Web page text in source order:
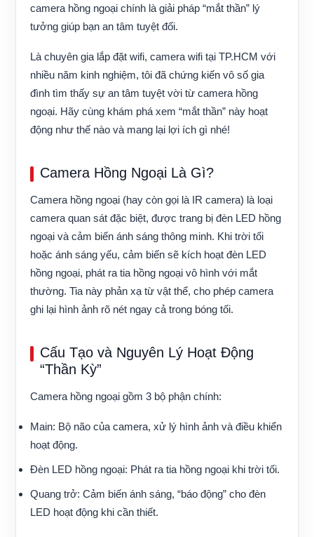
camera hồng ngoại chính là giải pháp “mắt thần” lý
tưởng giúp bạn an tâm tuyệt đối.
Là chuyên gia lắp đặt wifi, camera wifi tại TP.HCM với
nhiều năm kinh nghiệm, tôi đã chứng kiến vô số gia
đình tìm thấy sự an tâm tuyệt vời từ camera hồng
ngoại. Hãy cùng khám phá xem “mắt thần” này hoạt
động như thế nào và mang lại lợi ích gì nhé!
Camera Hồng Ngoại Là Gì?
Camera hồng ngoại (hay còn gọi là IR camera) là loại
camera quan sát đặc biệt, được trang bị đèn LED hồng
ngoại và cảm biến ánh sáng thông minh. Khi trời tối
hoặc ánh sáng yếu, cảm biến sẽ kích hoạt đèn LED
hồng ngoại, phát ra tia hồng ngoại vô hình với mắt
thường. Tia này phản xạ từ vật thể, cho phép camera
ghi lại hình ảnh rõ nét ngay cả trong bóng tối.
Cấu Tạo và Nguyên Lý Hoạt Động
“Thần Kỳ”
Camera hồng ngoại gồm 3 bộ phận chính:
Main: Bộ não của camera, xử lý hình ảnh và điều khiển
hoạt động.
Đèn LED hồng ngoại: Phát ra tia hồng ngoại khi trời tối.
Quang trở: Cảm biến ánh sáng, “báo động” cho đèn
LED hoạt động khi cần thiết.